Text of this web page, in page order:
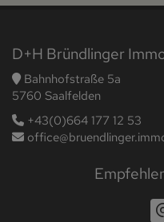
D+H Bründlinger
Bahnhofstraße 5a
5760 Saalfelden
+43(0)664 177 12 53